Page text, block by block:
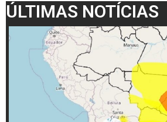
ÚLTIMAS NOTÍCIAS